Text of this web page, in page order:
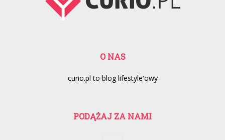
O NAS
curio.pl to blog lifestyle'owy
PODĄŻAJ ZA NAMI